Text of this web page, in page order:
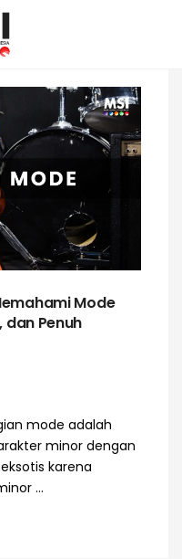
Mode
dan Penuh
mode adalah
minor dengan
karena
...